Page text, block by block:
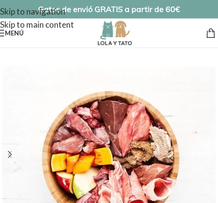
Skip to navigation
Skip to main content
Gatos de envió GRATIS a partir de 60€
MENÚ